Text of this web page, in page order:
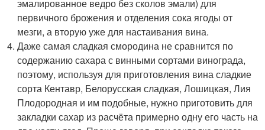
эмалированное ведро без сколов эмали) для
первичного брожения и отделения сока ягоды от
мезги, а вторую уже для настаивания вина.
Даже самая сладкая смородина не сравнится по
содержанию сахара с винными сортами винограда,
поэтому, используя для приготовления вина сладкие
сорта Кентавр, Белорусская сладкая, Лошицкая, Лия
Плодородная и им подобные, нужно приготовить для
закладки сахар из расчёта примерно одну его часть на